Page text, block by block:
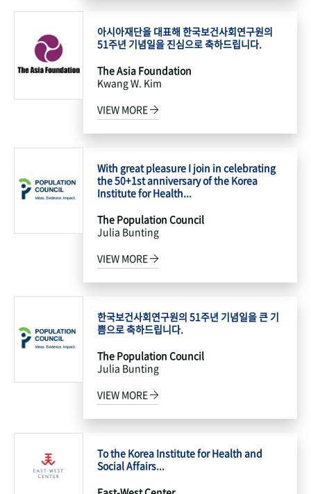
아시아재단을 대표해 한국보건사회연구원의
51주년 기념일을 진심으로 축하드립니다.
The Asia Foundation
Kwang W. Kim
VIEW MORE
With great pleasure I join in celebrating
the 50+1st anniversary of the Korea
Institute for Health...
The Population Council
Julia Bunting
VIEW MORE
한국보건사회연구원의 51주년 기념일을 큰 기
쁨으로 축하드립니다.
The Population Council
Julia Bunting
VIEW MORE
To the Korea Institute for Health and
Social Affairs...